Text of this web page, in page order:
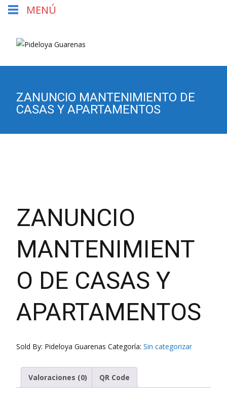
ZANUNCIO MANTENIMIENTO DE
CASAS Y APARTAMENTOS
ZANUNCIO
MANTENIMIENT
O DE CASAS Y
APARTAMENTOS
Sold By: Pideloya Guarenas Categoría: Sin categorizar
Valoraciones (0) QR Code
MENÚ